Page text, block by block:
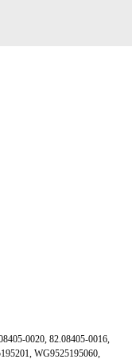
0020, 82.08405-0016,
WG9525195060,